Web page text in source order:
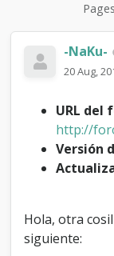
n
s
g
o
r
-NaKu-
20 Aug,
URL del
http://
Versión
Hola, otra
siguiente: